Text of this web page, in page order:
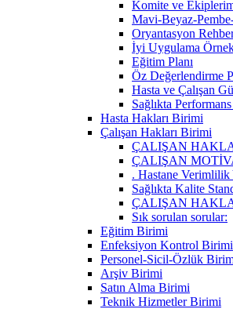
Komite ve
Mavi-Beyaz-
Oryantasyon
İyi Uygulama
Eğitim Planı
Öz Değerlendirme
Hasta ve Çalışan
Sağlıkta
Hasta Hakları Birimi
Çalışan Hakları Birimi
ÇALIŞAN
ÇALIŞAN
. Hastane Verimlilik
Sağlıkta Kalite
ÇALIŞAN
Sık sorulan sorular:
Eğitim Birimi
Enfeksiyon Kontrol Birimi
Personel-Sicil-Özlük
Arşiv Birimi
Satın Alma Birimi
Teknik Hizmetler Birimi